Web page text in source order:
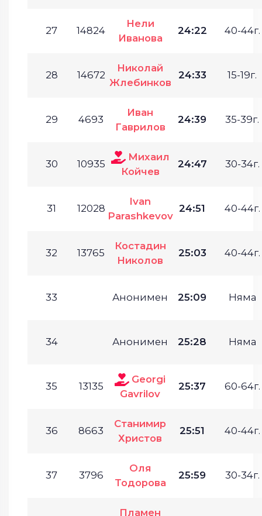
27 14824
Нели
Иванова
24:22 40-44г.
28 14672
Николай
Жлебинков
24:33 15-19г.
29 4693
Иван
Гаврилов
24:39 35-39г.
30 10935
Михаил
Койчев
24:47 30-34г.
31 12028
Ivan
Parashkevov
24:51 40-44г.
32 13765
Костадин
Николов
25:03 40-44г.
33 Анонимен 25:09 Няма
34 Анонимен 25:28 Няма
35 13135
Georgi
Gavrilov
25:37 60-64г.
36 8663
Станимир
Христов
25:51 40-44г.
37 3796
Оля
Тодорова
25:59 30-34г.
Пламен